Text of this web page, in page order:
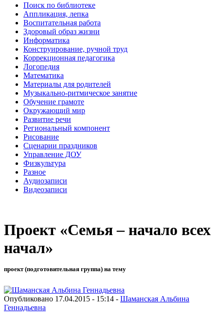
Поиск по библиотеке
Аппликация, лепка
Воспитательная работа
Здоровый образ жизни
Информатика
Конструирование, ручной труд
Коррекционная педагогика
Логопедия
Математика
Материалы для родителей
Музыкально-ритмическое занятие
Обучение грамоте
Окружающий мир
Развитие речи
Региональный компонент
Рисование
Сценарии праздников
Управление ДОУ
Физкультура
Разное
Аудиозаписи
Видеозаписи
Проект «Семья – начало всех
начал»
проект (подготовительная группа) на тему
Опубликовано 17.04.2015 - 15:14 - Шаманская Альбина
Геннадьевна